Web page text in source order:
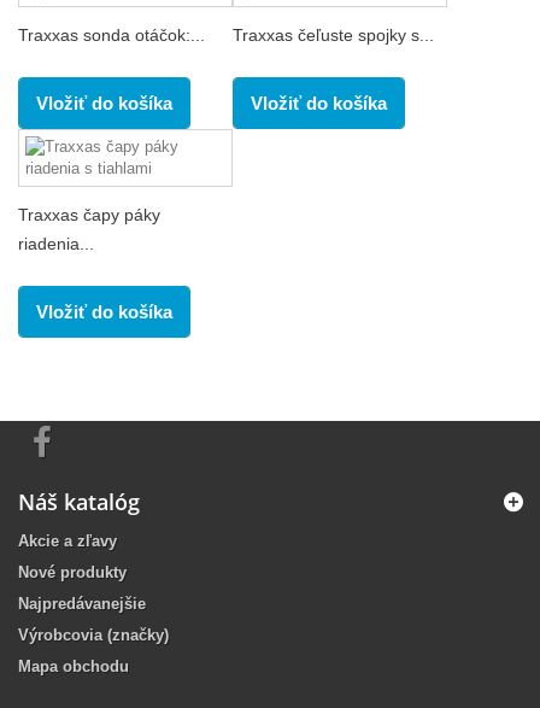
Traxxas sonda otáčok:...
Vložiť do košíka
Traxxas čeľuste spojky s...
Vložiť do košíka
Traxxas čapy páky
riadenia...
Vložiť do košíka
Náš katalóg
Akcie a zľavy
Nové produkty
Najpredávanejšie
Výrobcovia (značky)
Mapa obchodu